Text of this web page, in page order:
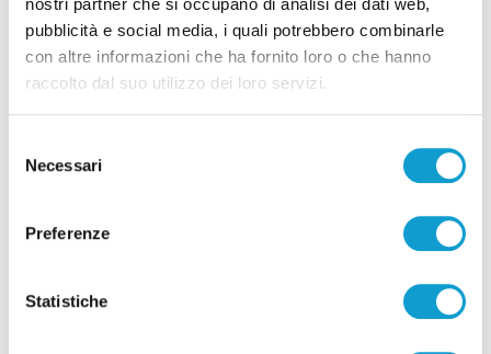
nostri partner che si occupano di analisi dei dati web,
pubblicità e social media, i quali potrebbero combinarle
con altre informazioni che ha fornito loro o che hanno
raccolto dal suo utilizzo dei loro servizi.
delNecessari
Preferenze
Statistiche